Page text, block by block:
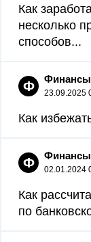
Как
несколько
способов...
Ф 23.09.2025
Как
Ф 02.01.2024
Как
по